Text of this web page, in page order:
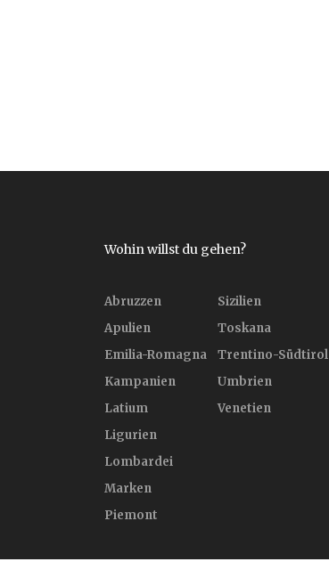
Wohin willst du gehen?
Abruzzen
Apulien
Emilia-Romagna
Kampanien
Latium
Ligurien
Lombardei
Marken
Piemont
Sizilien
Toskana
Trentino-Südtirol
Umbrien
Venetien